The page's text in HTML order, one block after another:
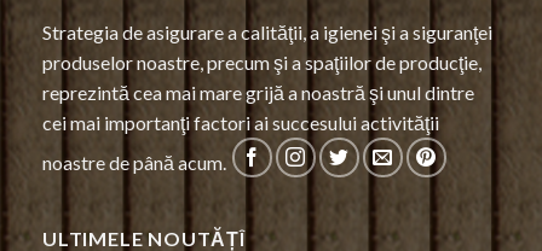
Strategia de asigurare a calităţii, a igienei şi a siguranţei
produselor noastre, precum şi a spaţiilor de producţie,
reprezintă cea mai mare grijă a noastră şi unul dintre
cei mai importanţi factori ai succesului activităţii
noastre de până acum.
ULTIMELE NOUTĂȚÎ